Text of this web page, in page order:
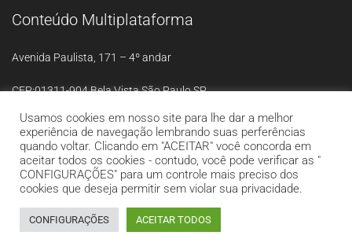
Conteúdo Multiplataforma
Avenida Paulista, 171 – 4º andar
CEP:01311-904 Bela Vista São Paulo SP
Theme:StartRightby Create
Usamos cookies em nosso site para lhe dar a melhor
experiência de navegação lembrando suas perferências
quando voltar. Clicando em "ACEITAR" você concorda em
aceitar todos os cookies - contudo, você pode verificar as "
CONFIGURAÇÕES" para um controle mais preciso dos
cookies que deseja permitir sem violar sua privacidade.
CONFIGURAÇÕES ACEITAR TODOS